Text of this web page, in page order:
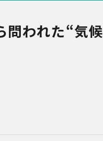
問われた“気候